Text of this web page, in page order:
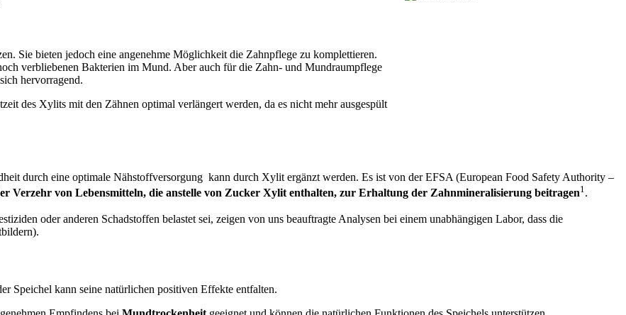
Sie bieten jedoch eine angenehme Möglichkeit die Zahnpflege zu komplettieren.
verbliebenen Bakterien im Mund. Aber auch für die Zahn- und Mundraumpflege
hervorragend.
des Xylits mit den Zähnen optimal verlängert werden, da es nicht mehr ausgespült
durch eine optimale Nähstoffversorgung kann durch Xylit ergänzt werden. Es ist von der EFSA (European Food Safety Authority –
Verzehr von Lebensmitteln, die anstelle von Zucker Xylit enthalten, zur Erhaltung der Zahnmineralisierung beitragen1.
oder anderen Schadstoffen belastet sei, zeigen von uns beauftragte Analysen bei einem unabhängigen Labor, dass die
Speichel kann seine natürlichen positiven Effekte entfalten.